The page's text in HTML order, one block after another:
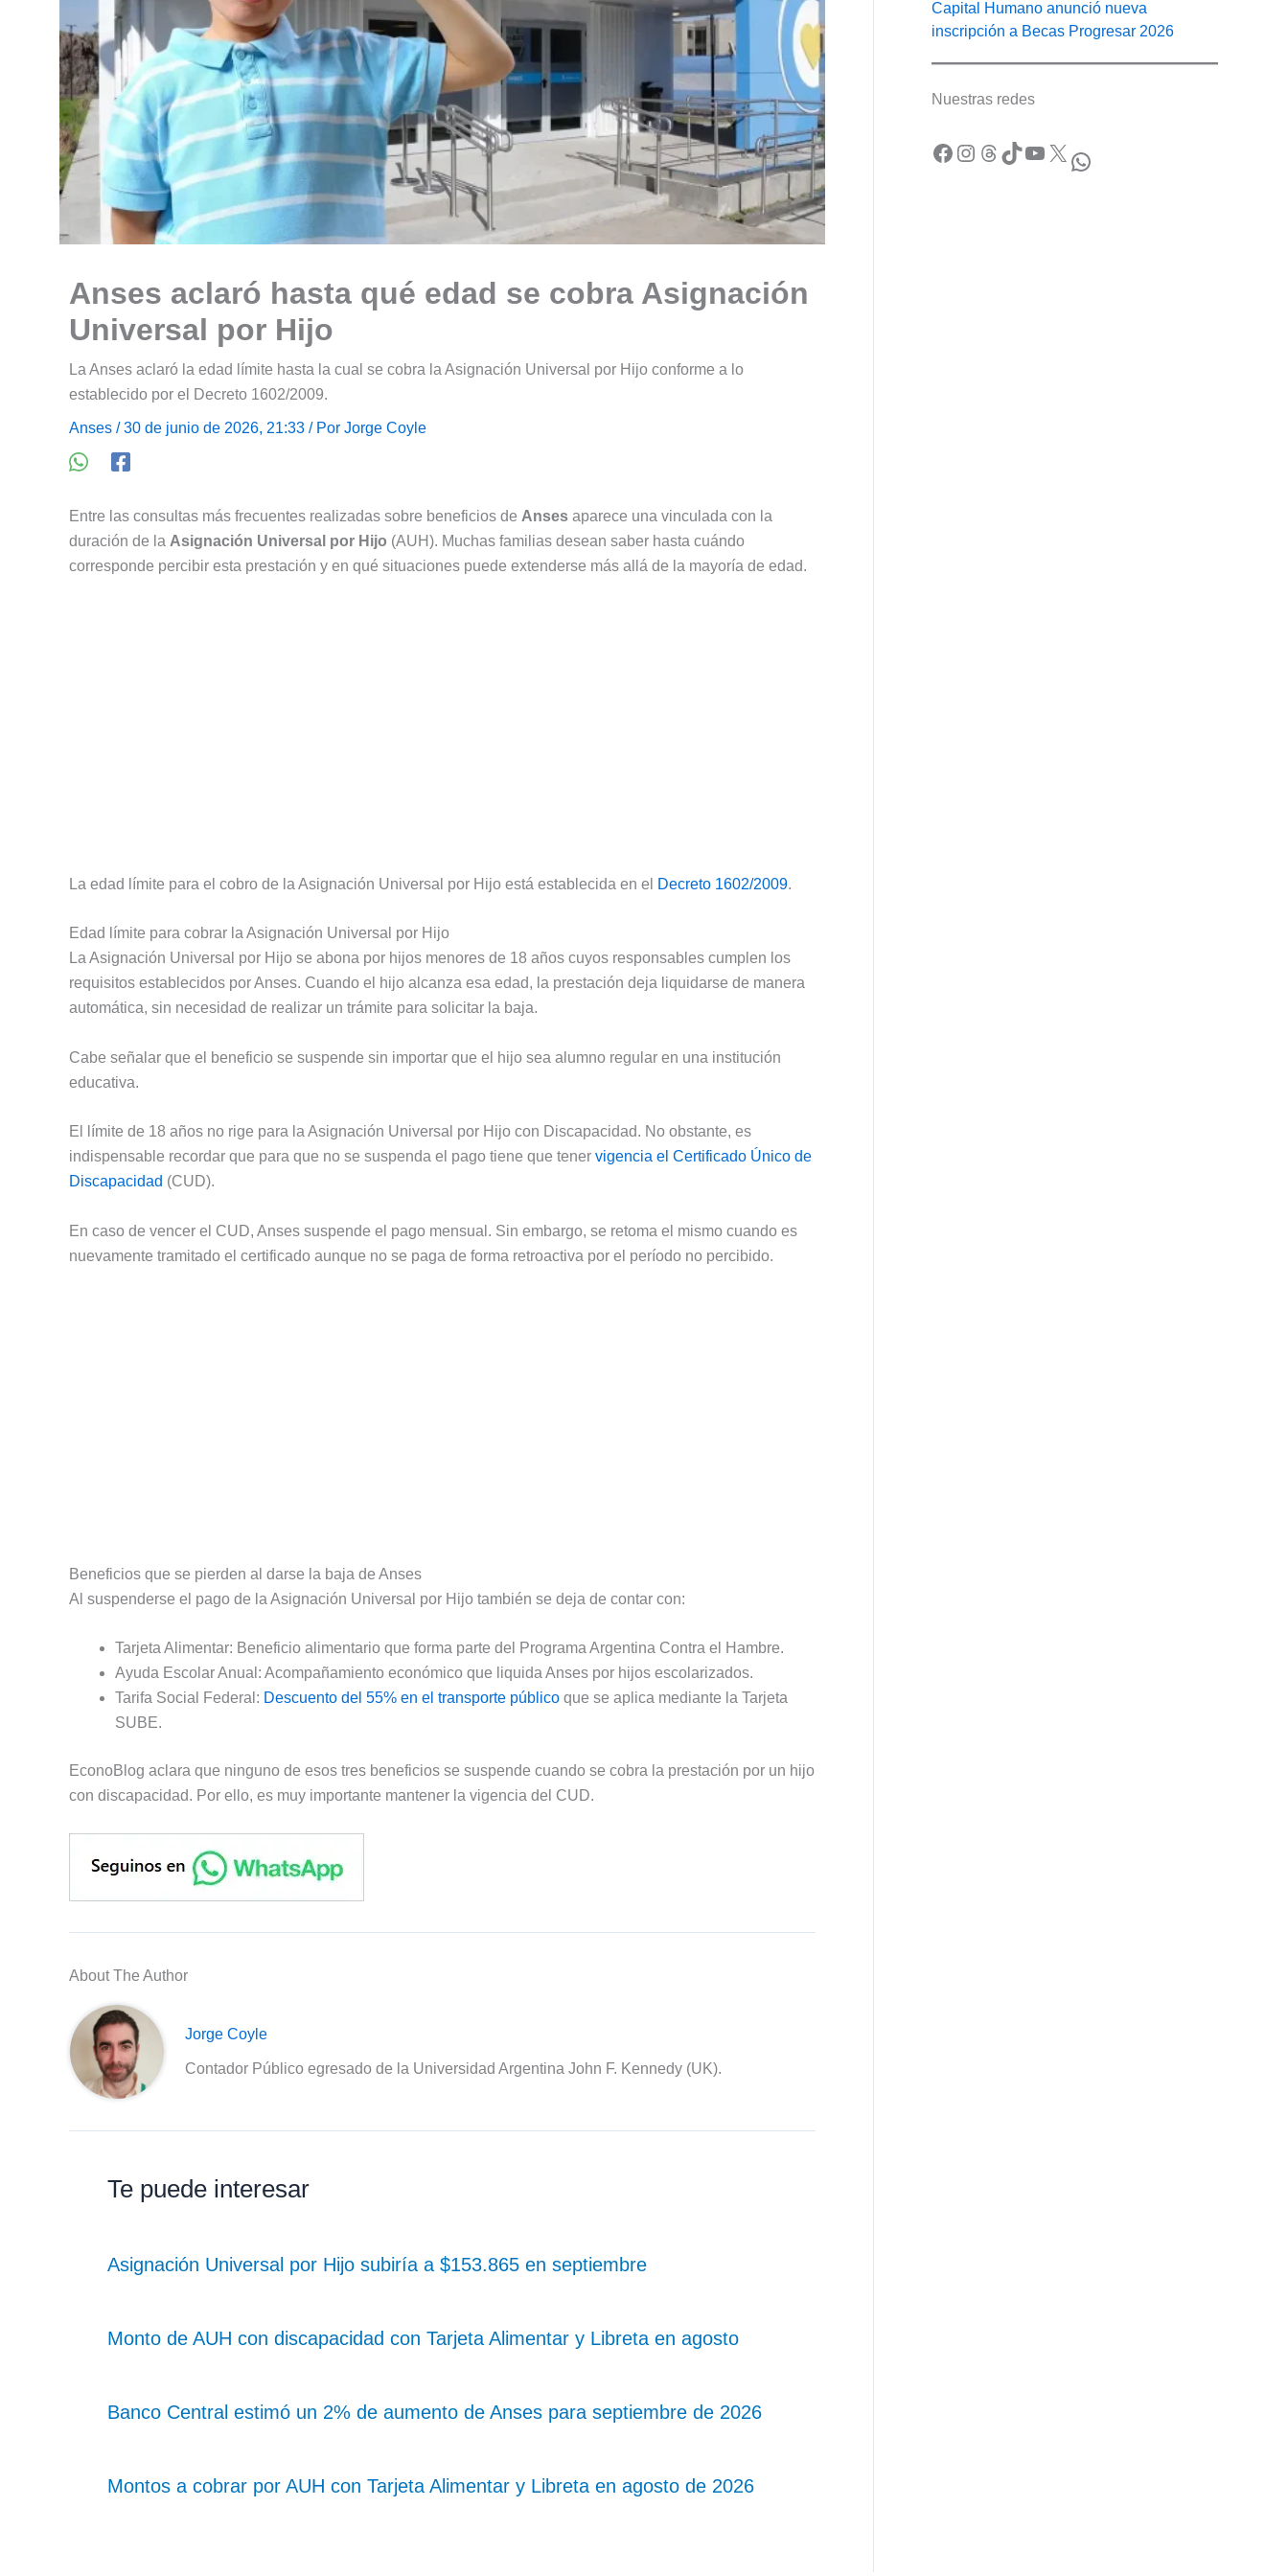
Anses aclaró hasta qué edad se cobra Asignación
Universal por Hijo
La Anses aclaró la edad límite hasta la cual se cobra la Asignación Universal por Hijo conforme a lo
establecido por el Decreto 1602/2009.
Anses / 30 de junio de 2026, 21:33 / Por Jorge Coyle
Entre las consultas más frecuentes realizadas sobre beneficios de Anses aparece una vinculada con la
duración de la Asignación Universal por Hijo (AUH). Muchas familias desean saber hasta cuándo
corresponde percibir esta prestación y en qué situaciones puede extenderse más allá de la mayoría de edad.
La edad límite para el cobro de la Asignación Universal por Hijo está establecida en el Decreto 1602/2009.
Edad límite para cobrar la Asignación Universal por Hijo
La Asignación Universal por Hijo se abona por hijos menores de 18 años cuyos responsables cumplen los
requisitos establecidos por Anses. Cuando el hijo alcanza esa edad, la prestación deja liquidarse de manera
automática, sin necesidad de realizar un trámite para solicitar la baja.
Cabe señalar que el beneficio se suspende sin importar que el hijo sea alumno regular en una institución
educativa.
El límite de 18 años no rige para la Asignación Universal por Hijo con Discapacidad. No obstante, es
indispensable recordar que para que no se suspenda el pago tiene que tener vigencia el Certificado Único de
Discapacidad (CUD).
En caso de vencer el CUD, Anses suspende el pago mensual. Sin embargo, se retoma el mismo cuando es
nuevamente tramitado el certificado aunque no se paga de forma retroactiva por el período no percibido.
Beneficios que se pierden al darse la baja de Anses
Al suspenderse el pago de la Asignación Universal por Hijo también se deja de contar con:
Tarjeta Alimentar: Beneficio alimentario que forma parte del Programa Argentina Contra el Hambre.
Ayuda Escolar Anual: Acompañamiento económico que liquida Anses por hijos escolarizados.
Tarifa Social Federal: Descuento del 55% en el transporte público que se aplica mediante la Tarjeta
SUBE.
EconoBlog aclara que ninguno de esos tres beneficios se suspende cuando se cobra la prestación por un hijo
con discapacidad. Por ello, es muy importante mantener la vigencia del CUD.
About The Author
Jorge Coyle
Contador Público egresado de la Universidad Argentina John F. Kennedy (UK).
Te puede interesar
Asignación Universal por Hijo subiría a $153.865 en septiembre
Monto de AUH con discapacidad con Tarjeta Alimentar y Libreta en agosto
Banco Central estimó un 2% de aumento de Anses para septiembre de 2026
Montos a cobrar por AUH con Tarjeta Alimentar y Libreta en agosto de 2026
Capital Humano anunció nueva
inscripción a Becas Progresar 2026
Nuestras redes
Facebook Instagram Threads TikTok YouTube X WhatsApp